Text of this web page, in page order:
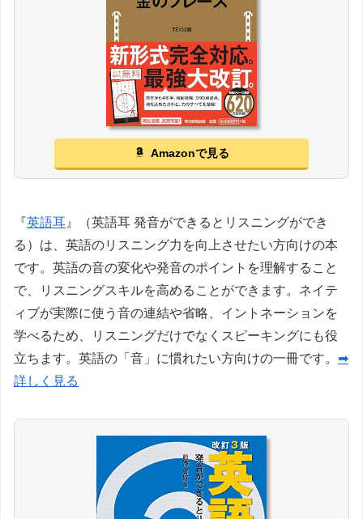
Amazonで見る
『英語耳 』（英語耳 発音ができるとリスニングができ
る）は、英語のリスニング力を向上させたい方向けの本
です。英語の音の変化や発音のポイントを理解すること
で、リスニングスキルを高めることができます。ネイテ
ィブが実際に使う音の連結や省略、イントネーションを
学べるため、リスニングだけでなくスピーキングにも役
立ちます。英語の「音」に慣れたい方向けの一冊です。 ➡
詳しく見る